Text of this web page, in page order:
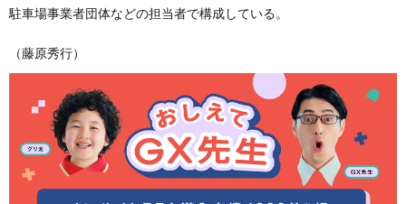
駐車場事業者団体などの担当者で構成している。
（藤原秀行）